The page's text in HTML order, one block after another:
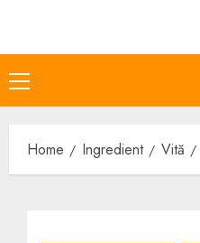
content
Primary
Menu
Home Ingredient Vită